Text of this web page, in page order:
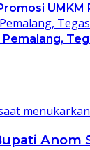
UMKM
Anom